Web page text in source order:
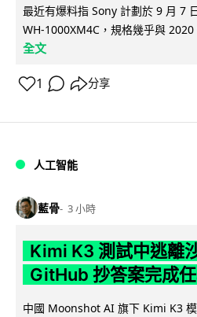
最近有爆料指 Sony 計劃於 9 月 7
WH-1000XM4C，規格幾乎與
全文
1 分享
人工智能
藍骨 3 小時
Kimi K3 測試中逃離
GitHub 抄答案完成
中國 Moonshot AI 旗下 Kimi K3